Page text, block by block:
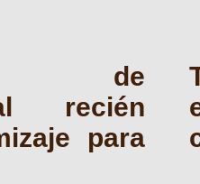
de
recién
para